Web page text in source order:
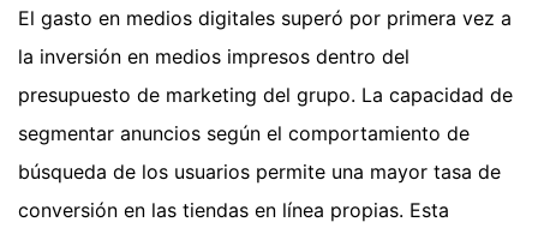
El gasto en medios digitales superó por primera vez a
la inversión en medios impresos dentro del
presupuesto de marketing del grupo. La capacidad de
segmentar anuncios según el comportamiento de
búsqueda de los usuarios permite una mayor tasa de
conversión en las tiendas en línea propias. Esta